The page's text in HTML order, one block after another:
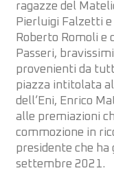
ragazze del
Pierluigi Falzetti
Roberto Romoli e
Passeri,
provenienti da
piazza intitolata
dell’Eni, Enrico
alle premiazioni
commozione in
presidente che ha
settembre 2021.